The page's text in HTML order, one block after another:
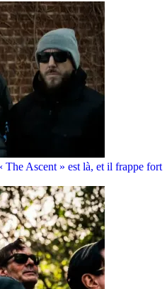
Ascent » est là, et il frappe fort